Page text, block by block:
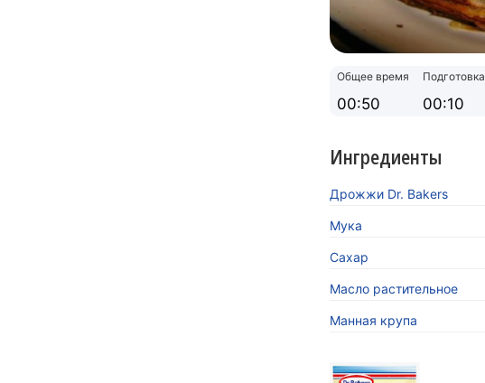
Общее время
00:50
Подготовка
00:10
Ингредиенты
Дрожжи Dr. Bakers
Мука
Сахар
Масло растительное
Манная крупа